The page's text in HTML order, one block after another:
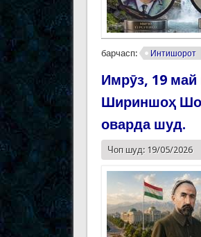
барчасп: Интишорот
Имрӯз, 19 май
Шириншоҳ
оварда шуд.
Чоп шуд: 19/05/2026